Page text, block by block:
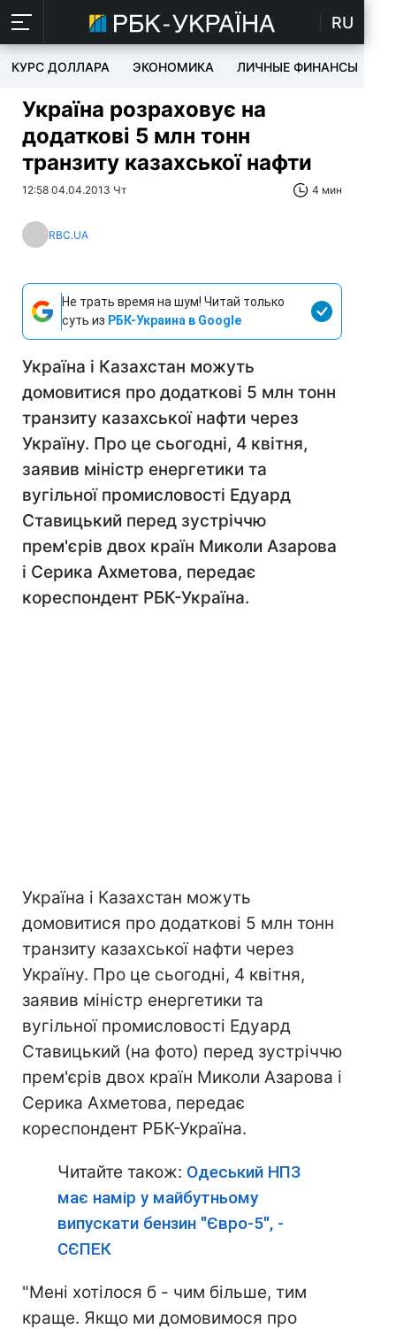
RU
КУРС ДОЛЛАРА ЭКОНОМИКА ЛИЧНЫЕ ФИНАНСЫ
Україна розраховує на
додаткові 5 млн тонн
транзиту казахської нафти
12:58 04.04.2013 Чт 4 мин
RBC.UA
Не трать время на шум! Читай только
суть из РБК-Украина в Google
Україна і Казахстан можуть
домовитися про додаткові 5 млн тонн
транзиту казахської нафти через
Україну. Про це сьогодні, 4 квітня,
заявив міністр енергетики та
вугільної промисловості Едуард
Ставицький перед зустріччю
прем'єрів двох країн Миколи Азарова
і Серика Ахметова, передає
кореспондент РБК-Україна.
Україна і Казахстан можуть
домовитися про додаткові 5 млн тонн
транзиту казахської нафти через
Україну. Про це сьогодні, 4 квітня,
заявив міністр енергетики та
вугільної промисловості Едуард
Ставицький (на фото) перед зустріччю
прем'єрів двох країн Миколи Азарова і
Серика Ахметова, передає
кореспондент РБК-Україна.
Читайте також: Одеський НПЗ
має намір у майбутньому
випускати бензин "Євро-5", -
СЄПЕК
"Мені хотілося б - чим більше, тим
краще. Якщо ми домовимося про